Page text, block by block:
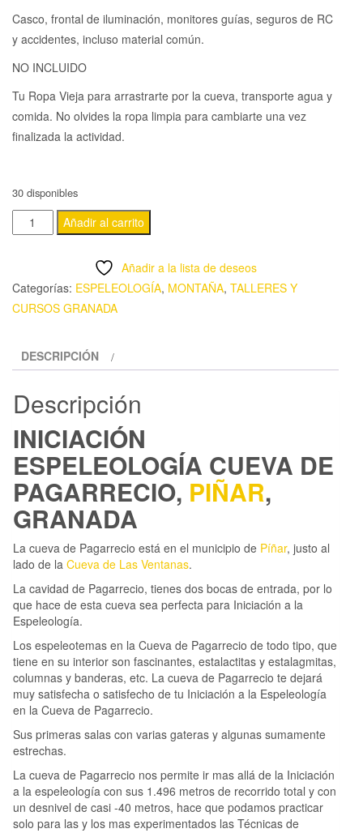
Casco, frontal de iluminación, monitores guías, seguros de RC
y accidentes, incluso material común.
NO INCLUIDO
Tu Ropa Vieja para arrastrarte por la cueva, transporte agua y
comida. No olvides la ropa limpia para cambiarte una vez
finalizada la actividad.
30 disponibles
CUEVA
DE
cantidad
Añadir al carrito
Añadir a la lista de deseos
Categorías: ESPELEOLOGÍA, MONTAÑA, TALLERES Y
CURSOS GRANADA
DESCRIPCIÓN
Descripción
INICIACIÓN
ESPELEOLOGÍA CUEVA DE
PAGARRECIO, PIÑAR,
GRANADA
La cueva de Pagarrecio está en el municipio de Píñar, justo al
lado de la Cueva de Las Ventanas.
La cavidad de Pagarrecio, tienes dos bocas de entrada, por lo
que hace de esta cueva sea perfecta para Iniciación a la
Espeleología.
Los espeleotemas en la Cueva de Pagarrecio de todo tipo, que
tiene en su interior son fascinantes, estalactitas y estalagmitas,
columnas y banderas, etc. La cueva de Pagarrecio te dejará
muy satisfecha o satisfecho de tu Iniciación a la Espeleología
en la Cueva de Pagarrecio.
Sus primeras salas con varias gateras y algunas sumamente
estrechas.
La cueva de Pagarrecio nos permite ir mas allá de la Iniciación
a la espeleología con sus 1.496 metros de recorrido total y con
un desnivel de casi -40 metros, hace que podamos practicar
solo para las y los mas experimentados las Técnicas de